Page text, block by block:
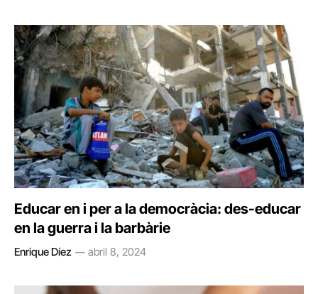
Educar en i per a la democràcia: des-educar
en la guerra i la barbàrie
Enrique Díez abril 8, 2024